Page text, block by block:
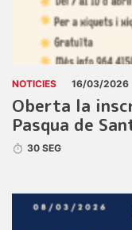
NOTICIES 16/03/2026
Oberta la
Pasqua de
30 SEG